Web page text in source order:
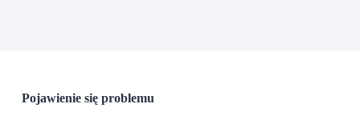
Pojawienie się problemu